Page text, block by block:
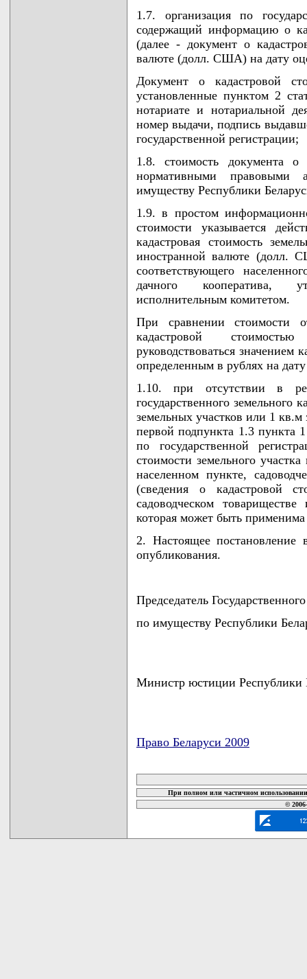
1.7. организация по
содержащий информацию о
(далее - документ о
валюте (долл. США) на дату
Документ о кадастровой
установленные пунктом 2
нотариате и нотариальной
номер выдачи, подпись
государственной регистрации;
1.8. стоимость документа о
нормативными правовыми
имуществу Республики
1.9. в простом
стоимости указывается
кадастровая стоимость
иностранной валюте (долл.
соответствующего
дачного кооператива,
исполнительным комитетом.
При сравнении стоимости
кадастровой
руководствоваться значением
определенным в рублях на
1.10. при отсутствии в
государственного земельного
земельных участков или 1
первой подпункта 1.3 пункта
по государственной
стоимости земельного
населенном пункте,
(сведения о кадастровой
садоводческом
которая может быть
2. Настоящее постановление
опубликования.
Председатель
по имуществу Республики
Министр юстиции Республики
Право Беларуси 2009
При полном или частичном
©